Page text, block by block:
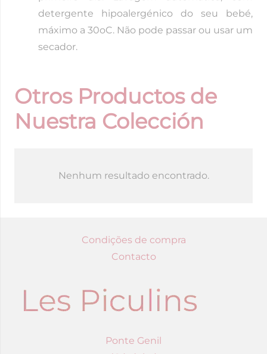
detergente hipoalergénico do seu bebé,
máximo a 30oC. Não pode passar ou usar um
secador.
Otros Productos de
Nuestra Colección
Nenhum resultado encontrado.
Condições de compra
Contacto
Ponte Genil